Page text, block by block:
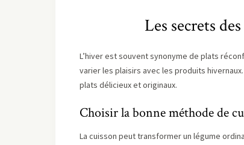
Les secrets
L’hiver est souvent synonyme de plats
varier les plaisirs avec les produits
plats délicieux et originaux.
Choisir la bonne méthode de
La cuisson peut transformer un légume